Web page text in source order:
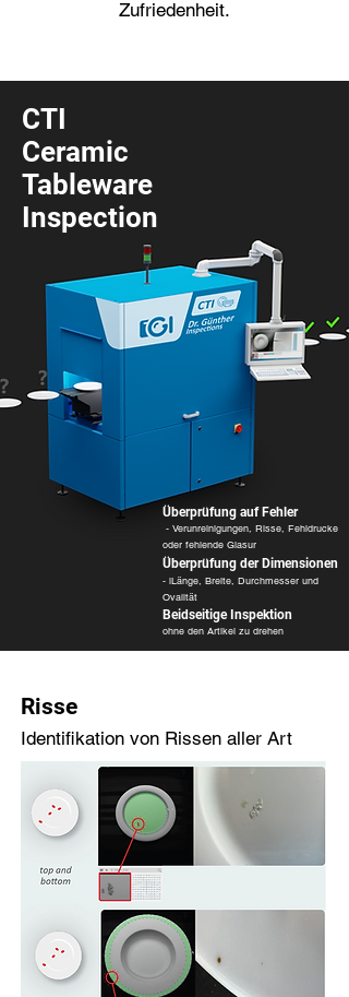
Zufriedenheit.
CTI
Ceramic
Tableware
Inspection
Überprüfung auf Fehler
- Verunreinigungen, Risse, Fehldrucke
oder fehlende Glasur
​Überprüfung der Dimensionen
- lLänge, Breite, Durchmesser und
Ovalität
​Beidseitige Inspektion
ohne den Artikel zu drehen
Risse
Identifikation von Rissen aller Art